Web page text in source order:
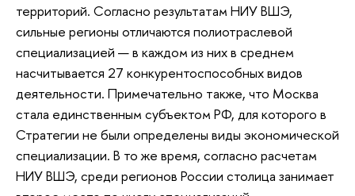
территорий. Согласно результатам НИУ ВШЭ,
сильные регионы отличаются полиотраслевой
специализацией — в каждом из них в среднем
насчитывается 27 конкурентоспособных видов
деятельности. Примечательно также, что Москва
стала единственным субъектом РФ, для которого в
Стратегии не были определены виды экономической
специализации. В то же время, согласно расчетам
НИУ ВШЭ, среди регионов России столица занимает